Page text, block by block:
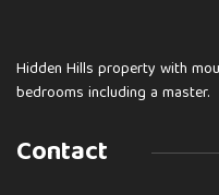
Hidden Hills property with
bedrooms including a master.
Contact